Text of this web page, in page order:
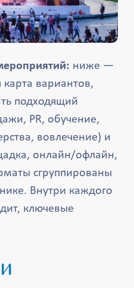
ниже —
вариантов,
подходящий
PR, обучение,
вовлечение) и
онлайн/офлайн,
сгруппированы
Внутри каждого
ключевые